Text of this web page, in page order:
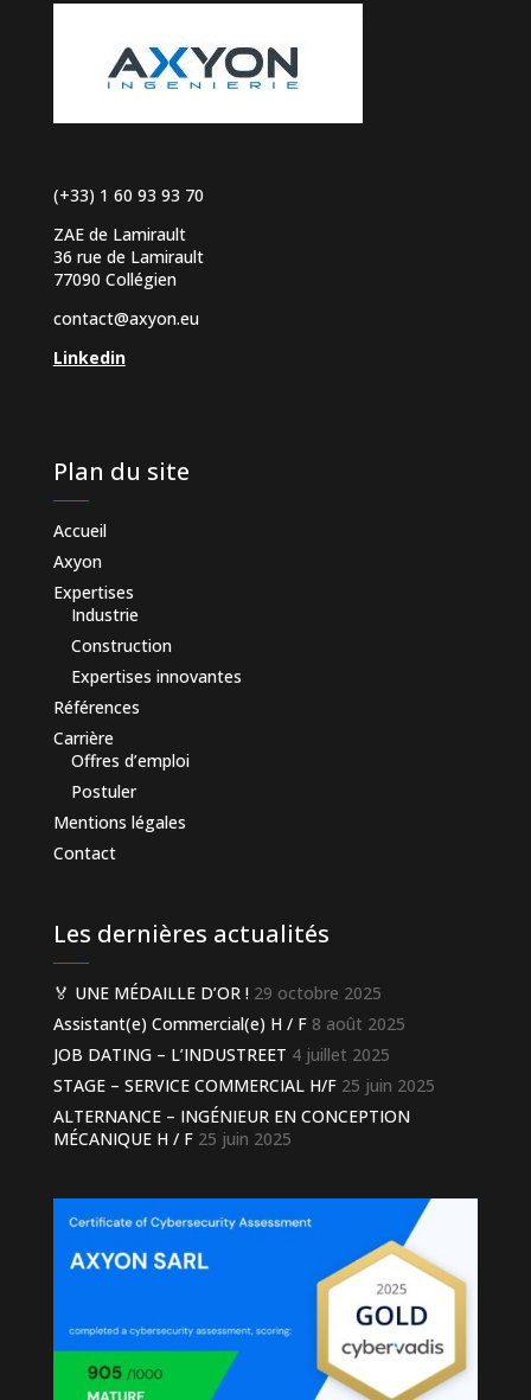
(+33) 1 60 93 93 70
ZAE de Lamirault
36 rue de Lamirault
77090 Collégien
contact@axyon.eu
Linkedin
Plan du site
Accueil
Axyon
Expertises
Industrie
Construction
Expertises innovantes
Références
Carrière
Offres d’emploi
Postuler
Mentions légales
Contact
Les dernières actualités
🏅 UNE MÉDAILLE D’OR ! 29 octobre 2025
Assistant(e) Commercial(e) H / F 8 août 2025
JOB DATING – L’INDUSTREET 4 juillet 2025
STAGE – SERVICE COMMERCIAL H/F 25 juin 2025
ALTERNANCE – INGÉNIEUR EN CONCEPTION
MÉCANIQUE H / F 25 juin 2025